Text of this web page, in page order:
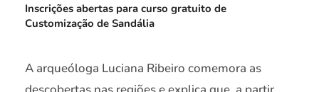
Inscrições abertas para curso gratuito de
Customização de Sandália
A arqueóloga Luciana Ribeiro comemora as